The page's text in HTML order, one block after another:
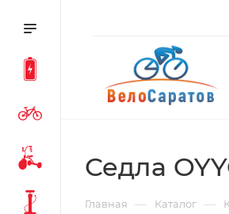
Седла
Главная — Каталог —